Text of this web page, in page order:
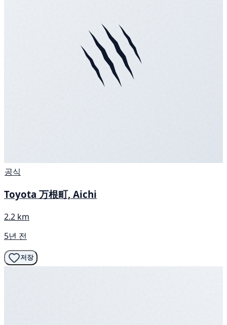
공식
Toyota 万根町, Aichi
2.2 km
5년 전
저장